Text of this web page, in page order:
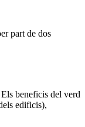
part de dos
beneficis del verd
edificis),